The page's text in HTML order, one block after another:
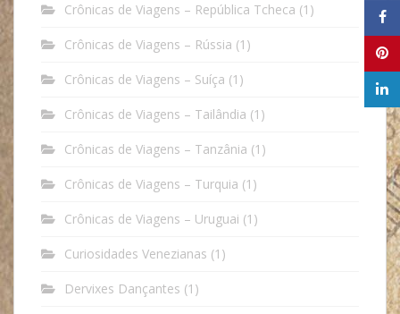
Crônicas de Viagens – República Tcheca (1)
Crônicas de Viagens – Rússia (1)
Crônicas de Viagens – Suíça (1)
Crônicas de Viagens – Tailândia (1)
Crônicas de Viagens – Tanzânia (1)
Crônicas de Viagens – Turquia (1)
Crônicas de Viagens – Uruguai (1)
Curiosidades Venezianas (1)
Dervixes Dançantes (1)